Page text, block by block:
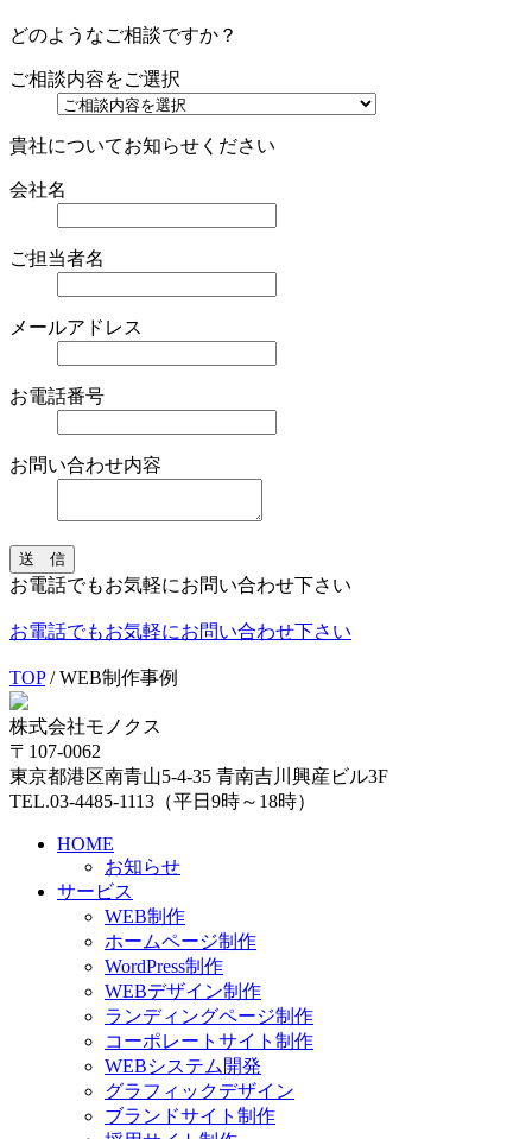
どのようなご相談ですか？
ご相談内容をご選択
貴社についてお知らせください
会社名
ご担当者名
メールアドレス
お電話番号
お問い合わせ内容
送 信
お電話でもお気軽にお問い合わせ下さい
お電話でもお気軽にお問い合わせ下さい
TOP / WEB制作事例
株式会社モノクス
〒107-0062
東京都港区南青山5-4-35 青南吉川興産ビル3F
TEL.03-4485-1113（平日9時～18時）
HOME
お知らせ
サービス
WEB制作
ホームページ制作
WordPress制作
WEBデザイン制作
ランディングページ制作
コーポレートサイト制作
WEBシステム開発
グラフィックデザイン
ブランドサイト制作